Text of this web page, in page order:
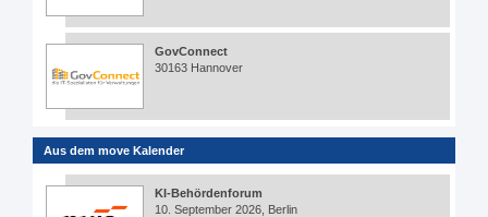
GovConnect
30163 Hannover
Aus dem move Kalender
KI-Behördenforum
10. September 2026, Berlin